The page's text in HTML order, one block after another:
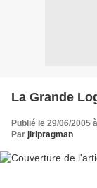
La Grande
Publié le 29/06/2005
Par jiripragman